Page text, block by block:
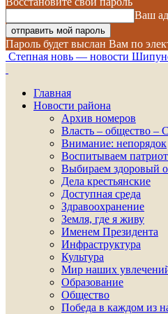
Ваш
Пароль будет выслан Вам по
Степная новь — новости
Главная
Новости района
Архив номеров
Власть – общество
Внимание: непорядок
Воспитываем
Выбираем здоровый
Дела крестьянские
Доступная среда
Здравоохранение
Земля, где я живу
Именем Президента
Инфраструктура
Культура
Мир наших
Образование
Общество
Победа в каждом из